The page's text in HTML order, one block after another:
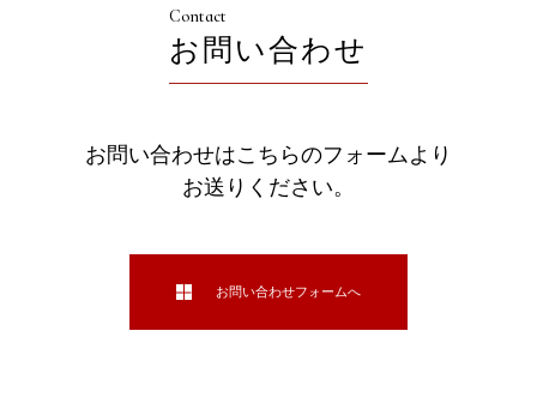
Contact
お問い合わせ
お問い合わせはこちらのフォームより
お送りください。
お問い合わせフォームへ